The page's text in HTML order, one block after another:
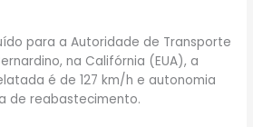
para a Autoridade de Transporte
na Califórnia (EUA), a
é de 127 km/h e autonomia
de reabastecimento.